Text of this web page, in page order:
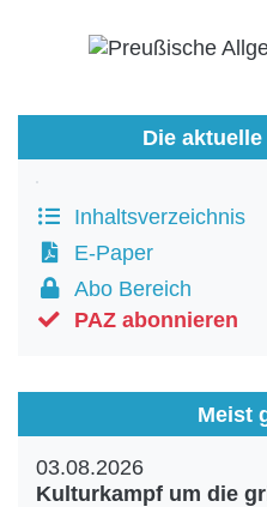
Die aktuelle
Inhaltsverzeichnis
E-Paper
Abo Bereich
PAZ abonnieren
Meist
03.08.2026
Kulturkampf um die